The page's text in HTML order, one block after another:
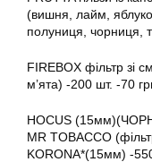
(вишня, лайм,
полуниця, чорниця,
FIREBOX фільтр зі
м’ята) -200 шт. -70
HOCUS
MR TOBACCO
KORONA*(15мм) -